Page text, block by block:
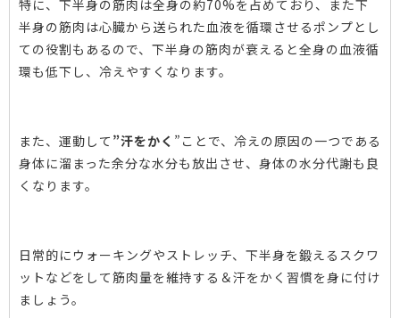
特に、下半身の筋肉は全身の約70%を占めており、また下
半身の筋肉は心臓から送られた血液を循環させるポンプとし
ての役割もあるので、下半身の筋肉が衰えると全身の血液循
環も低下し、冷えやすくなります。
また、運動して ”汗をかく ”ことで、冷えの原因の一つである
身体に溜まった余分な水分も放出させ、身体の水分代謝も良
くなります。
日常的にウォーキングやストレッチ、下半身を鍛えるスクワ
ットなどをして筋肉量を維持する＆汗をかく習慣を身に付け
ましょう。